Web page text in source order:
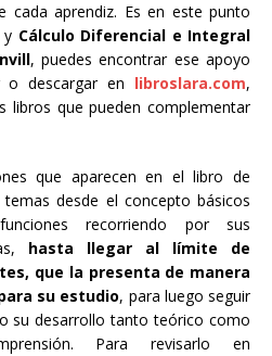
cada aprendiz. Es en este punto
y Cálculo Diferencial e Integral
, puedes encontrar ese apoyo
o descargar en libroslara.com,
libros que pueden complementar
que aparecen en el libro de
desde el concepto básicos
recorriendo por sus
hasta llegar al límite de
que la presenta de manera
su estudio, para luego seguir
su desarrollo tanto teórico como
Para revisarlo en